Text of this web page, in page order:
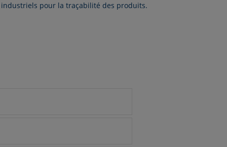
pour la traçabilité des produits.